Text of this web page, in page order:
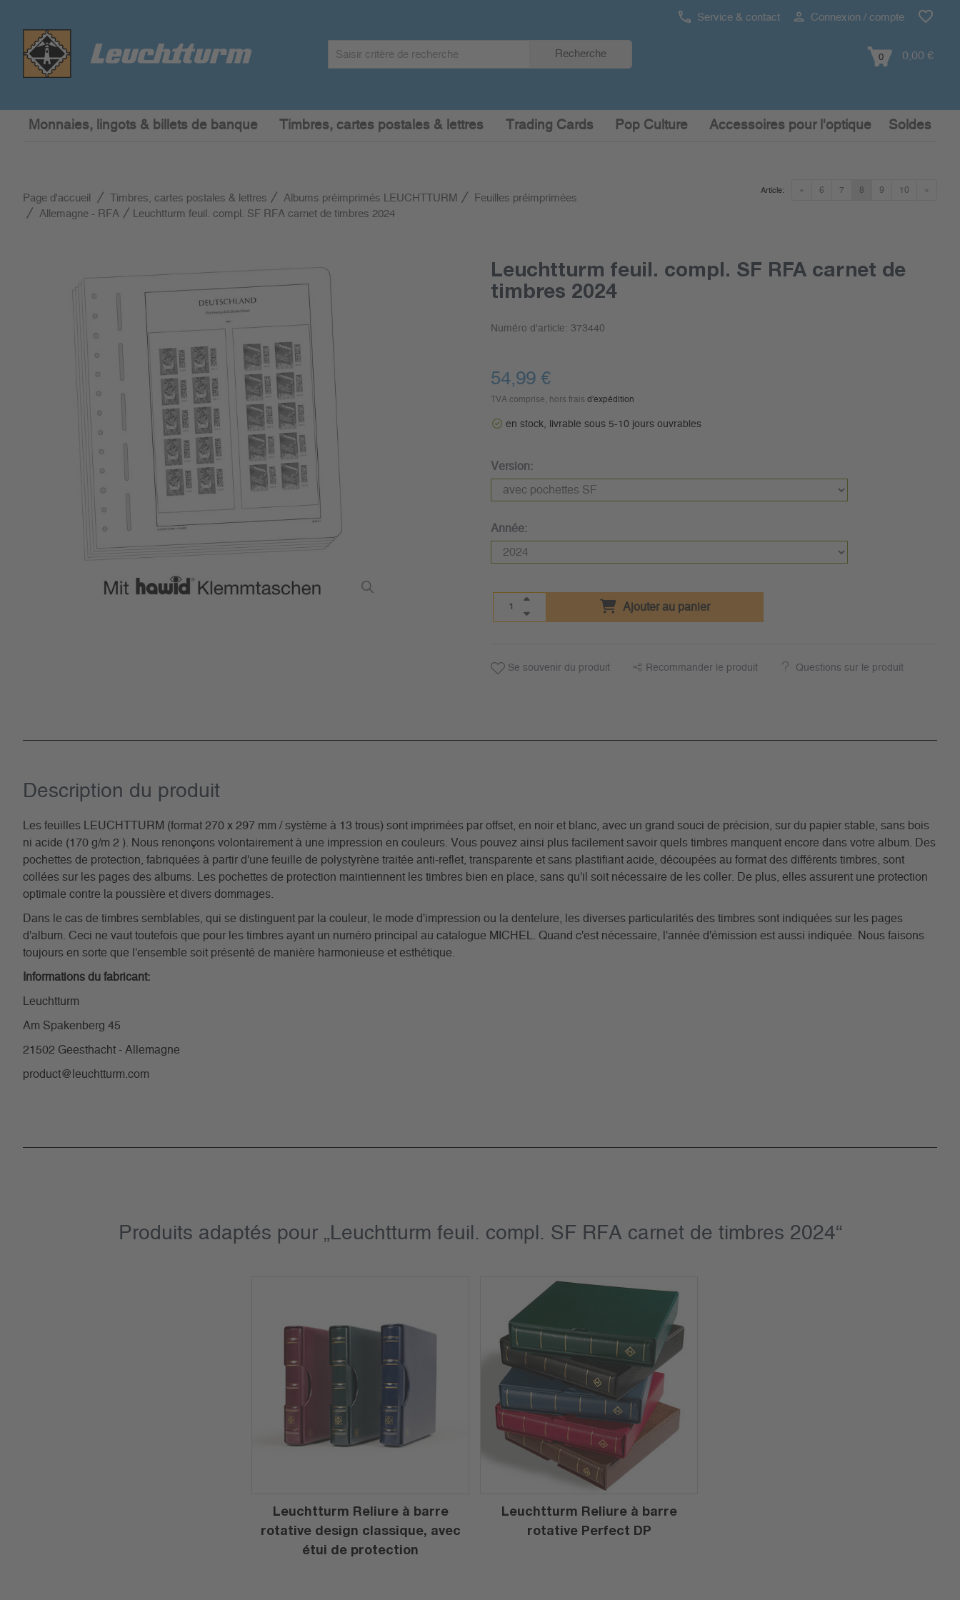
Service & contact Connexion / compte
Recherche 0 0,00 €
Monnaies, lingots & billets de banque Timbres, cartes postales & lettres Trading Cards Pop Culture Accessoires pour l'optique Soldes
Page d'accueil Timbres, cartes postales & lettres Albums préimprimés LEUCHTTURM
Feuilles préimprimées
Allemagne - RFA
Leuchtturm feuil. compl. SF RFA carnet de timbres 2024
« 6 7 8 9 10 »
Article:
Leuchtturm feuil. compl. SF RFA carnet de
timbres 2024
Numéro d'article: 373440
54,99 €
TVA comprise, hors frais d'expédition
en stock, livrable sous 5-10 jours ouvrables
Version:
Année:
Ajouter au panier
Se souvenir du produit Recommander le produit Questions sur le produit
Description du­ produit
Les feuilles LEUCHTTURM (format 270 x 297 mm / système à 13 trous) sont imprimées par offset, en noir et blanc, avec un grand souci de précision, sur du papier stable, sans bois
ni acide (170 g/m 2 ). Nous renonçons volontairement à une impression en couleurs. Vous pouvez ainsi plus facilement savoir quels timbres manquent encore dans votre album. Des
pochettes de protection, fabriquées à partir d'une feuille de polystyrène traitée anti-reflet, transparente et sans plastifiant acide, découpées au format des différents timbres, sont
collées sur les pages des albums. Les pochettes de protection maintiennent les timbres bien en place, sans qu'il soit nécessaire de les coller. De plus, elles assurent une protection
optimale contre la poussière et divers dommages.
Dans le cas de timbres semblables, qui se distinguent par la couleur, le mode d'impression ou la dentelure, les diverses particularités des timbres sont indiquées sur les pages
d'album. Ceci ne vaut toutefois que pour les timbres ayant un numéro principal au catalogue MICHEL. Quand c'est nécessaire, l'année d'émission est aussi indiquée. Nous faisons
toujours en sorte que l'ensemble soit présenté de manière harmonieuse et esthétique.
Informations du fabricant:
Leuchtturm
Am Spakenberg 45
21502 Geesthacht - Allemagne
product@leuchtturm.com
Produits adaptés pour „Leuchtturm feuil. compl. SF RFA carnet de timbres 2024“
Leuchtturm Reliure à barre
rotative design classique, avec
étui de protection
Leuchtturm Reliure à barre
rotative Perfect DP